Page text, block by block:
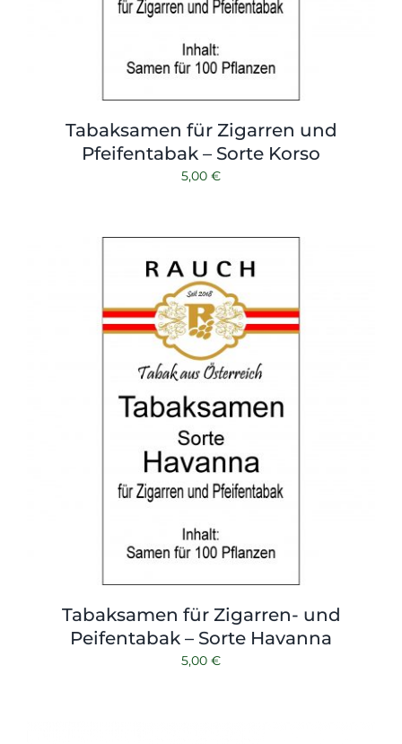
Tabaksamen für Zigarren und
Pfeifentabak – Sorte Korso
5,00 €
Tabaksamen für Zigarren- und
Peifentabak – Sorte Havanna
5,00 €